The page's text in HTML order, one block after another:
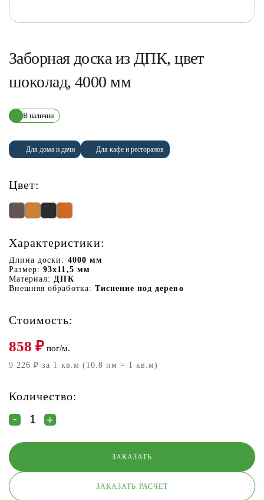
Заборная доска из ДПК, цвет
шоколад, 4000 мм
В наличии
Для дома и дачи Для кафе и ресторанов
Цвет:
Характеристики:
Длина доски: 4000 мм
Размер: 93х11,5 мм
Материал: ДПК
Внешняя обработка: Тиснение под дерево
Стоимость:
858 ₽ пог/м.
9 226 ₽ за 1 кв.м (10.8 пм = 1 кв.м)
Количество:
ЗАКАЗАТЬ РАСЧЕТ